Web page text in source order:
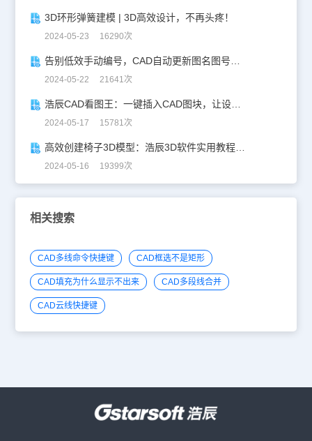
3D环形弹簧建模 | 3D高效设计，不再头疼！
2024-05-23 16290次
告别低效手动编号，CAD自动更新图名图号轻松搞定！
2024-05-22 21641次
浩辰CAD看图王：一键插入CAD图块，让设计更高效！
2024-05-17 15781次
高效创建椅子3D模型：浩辰3D软件实用教程分享！
2024-05-16 19399次
相关搜索
CAD多线命令快捷键 CAD框选不是矩形
CAD填充为什么显示不出来 CAD多段线合并
CAD云线快捷键